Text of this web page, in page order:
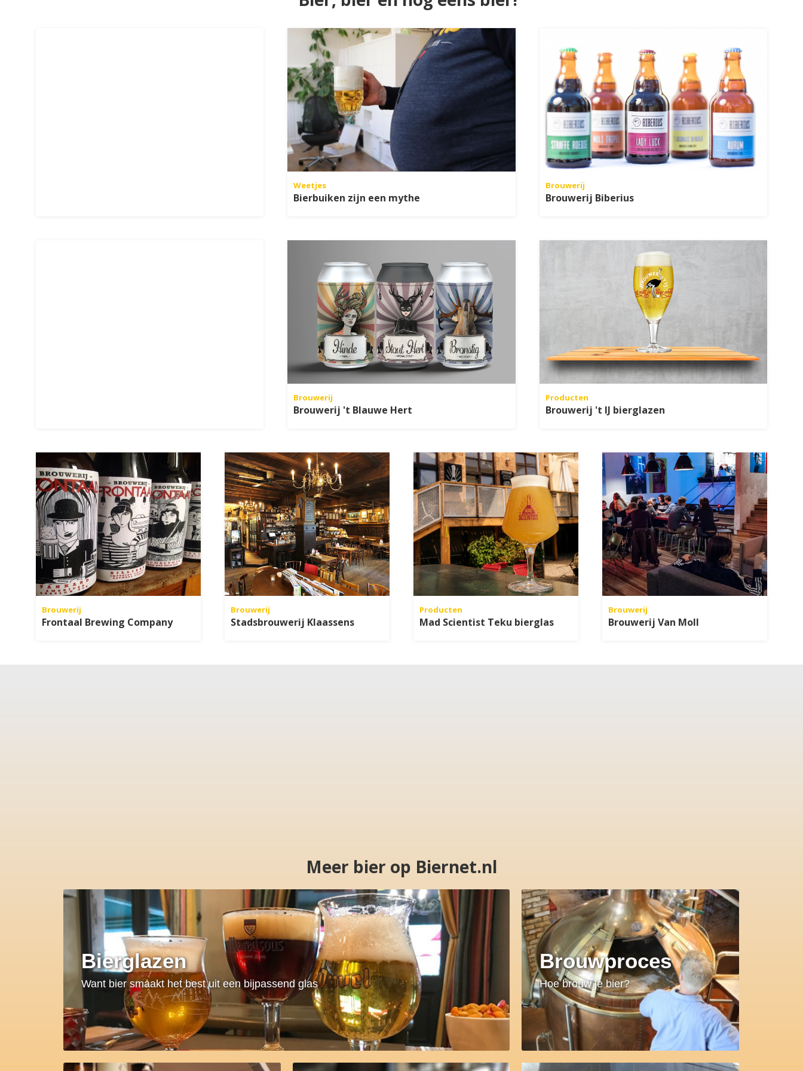
Weetjes
Bierbuiken zijn een mythe
Brouwerij
Brouwerij Biberius
Brouwerij
Brouwerij 't Blauwe Hert
Producten
Brouwerij 't IJ bierglazen
Brouwerij
Frontaal Brewing Company
Brouwerij
Stadsbrouwerij Klaassens
Producten
Mad Scientist Teku bierglas
Brouwerij
Brouwerij Van Moll
Meer bier op Biernet.nl
Bierglazen
Want bier smaakt het best uit een bijpassend glas
Brouwproces
Hoe brouw je bier?